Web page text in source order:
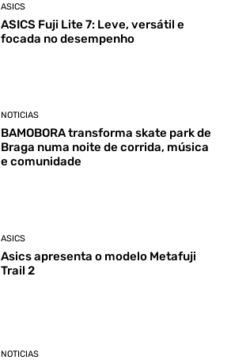
ASICS
ASICS Fuji Lite 7: Leve, versátil e
focada no desempenho
NOTICIAS
BAMOBORA transforma skate park de
Braga numa noite de corrida, música
e comunidade
ASICS
Asics apresenta o modelo Metafuji
Trail 2
NOTICIAS